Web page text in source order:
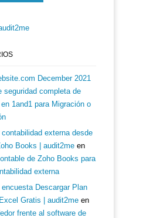
December 2021
seguridad completa de
1and1 para Migración o
externa desde
Books | audit2me en
de Zoho Books para
externa
encuesta Descargar Plan
Gratis | audit2me en
frente al software de